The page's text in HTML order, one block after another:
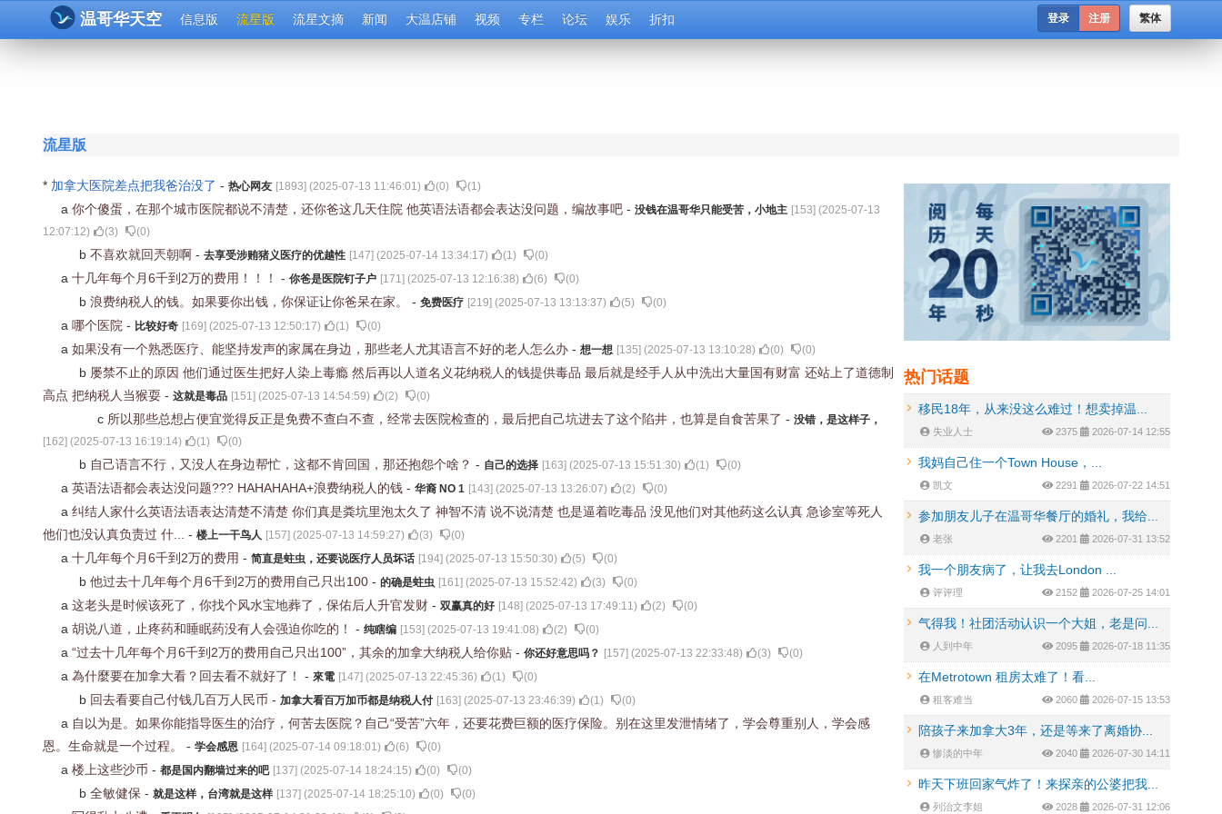
温哥华天空 信息版 流星版 流星文摘 新闻 大温店铺 视频 专栏 论坛 娱乐 折扣 繁体
登录 注册
流星版
* 加拿大医院差点把我爸治没了 - 热心网友 [1893] (2025-07-13 11:46:01) (0) (1)
a 你个傻蛋，在那个城市医院都说不清楚，还你爸这几天住院 他英语法语都会表达没问题，编故事吧 - 没钱在温哥华只能受苦，小地主 [153] (2025-07-13
12:07:12) (3) (0)
b 不喜欢就回兲朝啊 - 去享受涉贿猪义医疗的优越性 [147] (2025-07-14 13:34:17) (1) (0)
a 十几年每个月6千到2万的费用！！！ - 你爸是医院钉子户 [171] (2025-07-13 12:16:38) (6) (0)
b 浪费纳税人的钱。如果要你出钱，你保证让你爸呆在家。 - 免费医疗 [219] (2025-07-13 13:13:37) (5) (0)
a 哪个医院 - 比较好奇 [169] (2025-07-13 12:50:17) (1) (0)
a 如果没有一个熟悉医疗、能坚持发声的家属在身边，那些老人尤其语言不好的老人怎么办 - 想一想 [135] (2025-07-13 13:10:28) (0) (0)
b 屡禁不止的原因 他们通过医生把好人染上毒瘾 然后再以人道名义花纳税人的钱提供毒品 最后就是经手人从中洗出大量国有财富 还站上了道德制
高点 把纳税人当猴耍 - 这就是毒品 [151] (2025-07-13 14:54:59) (2) (0)
c 所以那些总想占便宜觉得反正是免费不查白不查，经常去医院检查的，最后把自己坑进去了这个陷井，也算是自食苦果了 - 没错，是这样子，
[162] (2025-07-13 16:19:14) (1) (0)
b 自己语言不行，又没人在身边帮忙，这都不肯回国，那还抱怨个啥？ - 自己的选择 [163] (2025-07-13 15:51:30) (1) (0)
a 英语法语都会表达没问题??? HAHAHAHA+浪费纳税人的钱 - 华裔 NO 1 [143] (2025-07-13 13:26:07) (2) (0)
a 纠结人家什么英语法语表达清楚不清楚 你们真是粪坑里泡太久了 神智不清 说不说清楚 也是逼着吃毒品 没见他们对其他药这么认真 急诊室等死人
他们也没认真负责过 什... - 楼上一干鸟人 [157] (2025-07-13 14:59:27) (3) (0)
a 十几年每个月6千到2万的费用 - 简直是蛀虫，还要说医疗人员坏话 [194] (2025-07-13 15:50:30) (5) (0)
b 他过去十几年每个月6千到2万的费用自己只出100 - 的确是蛀虫 [161] (2025-07-13 15:52:42) (3) (0)
a 这老头是时候该死了，你找个风水宝地葬了，保佑后人升官发财 - 双赢真的好 [148] (2025-07-13 17:49:11) (2) (0)
a 胡说八道，止疼药和睡眠药没有人会强迫你吃的！ - 纯瞎编 [153] (2025-07-13 19:41:08) (2) (0)
a “过去十几年每个月6千到2万的费用自己只出100”，其余的加拿大纳税人给你贴 - 你还好意思吗？ [157] (2025-07-13 22:33:48) (3) (0)
a 為什麼要在加拿大看？回去看不就好了！ - 來電 [147] (2025-07-13 22:45:36) (1) (0)
b 回去看要自己付钱几百万人民币 - 加拿大看百万加币都是纳税人付 [163] (2025-07-13 23:46:39) (1) (0)
a 自以为是。如果你能指导医生的治疗，何苦去医院？自己“受苦”六年，还要花费巨额的医疗保险。别在这里发泄情绪了，学会尊重别人，学会感
恩。生命就是一个过程。 - 学会感恩 [164] (2025-07-14 09:18:01) (6) (0)
a 楼上这些沙币 - 都是国内翻墙过来的吧 [137] (2025-07-14 18:24:15) (0) (0)
b 全敏健保 - 就是这样，台湾就是这样 [137] (2025-07-14 18:25:10) (0) (0)
热门话题
移民18年，从来没这么难过！想卖掉温...
失业人士 2375 2026-07-14 12:55
我妈自己住一个Town House，...
凯文 2291 2026-07-22 14:51
参加朋友儿子在温哥华餐厅的婚礼，我给...
老张 2201 2026-07-31 13:52
我一个朋友病了，让我去London ...
评评理 2152 2026-07-25 14:01
气得我！社团活动认识一个大姐，老是问...
人到中年 2095 2026-07-18 11:35
在Metrotown 租房太难了！看...
租客难当 2060 2026-07-15 13:53
陪孩子来加拿大3年，还是等来了离婚协...
惨淡的中年 2040 2026-07-30 14:11
昨天下班回家气炸了！来探亲的公婆把我...
列治文李姐 2028 2026-07-31 12:06